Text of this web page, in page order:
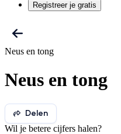
Registreer je gratis
Neus en tong
Neus en tong
Delen
Wil je betere cijfers halen?